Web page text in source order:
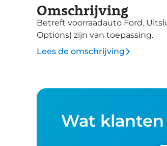
Omschrijving
Betreft voorraadauto Ford.
Options) zijn van toepassing.
Lees de omschrijving
Wat